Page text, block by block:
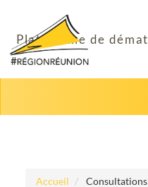
Accueil Consultations